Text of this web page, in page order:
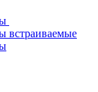
встраиваемые